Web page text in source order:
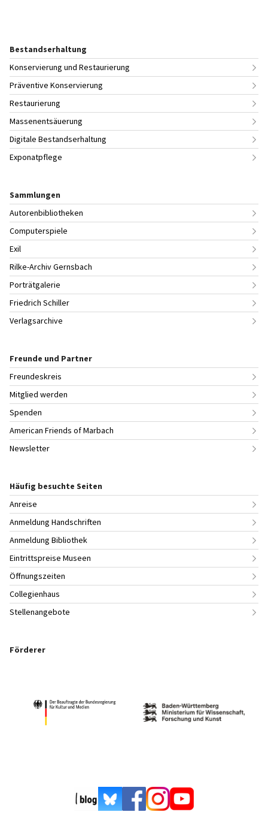
Bestandserhaltung
Konservierung und Restaurierung
Präventive Konservierung
Restaurierung
Massenentsäuerung
Digitale Bestandserhaltung
Exponatpflege
Sammlungen
Autorenbibliotheken
Computerspiele
Exil
Rilke-Archiv Gernsbach
Porträtgalerie
Friedrich Schiller
Verlagsarchive
Freunde und Partner
Freundeskreis
Mitglied werden
Spenden
American Friends of Marbach
Newsletter
Häufig besuchte Seiten
Anreise
Anmeldung Handschriften
Anmeldung Bibliothek
Eintrittspreise Museen
Öffnungszeiten
Collegienhaus
Stellenangebote
Förderer